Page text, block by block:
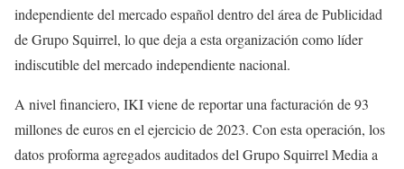
independiente del mercado español dentro del área de Publicidad
de Grupo Squirrel, lo que deja a esta organización como líder
indiscutible del mercado independiente nacional.
A nivel financiero, IKI viene de reportar una facturación de 93
millones de euros en el ejercicio de 2023. Con esta operación, los
datos proforma agregados auditados del Grupo Squirrel Media a